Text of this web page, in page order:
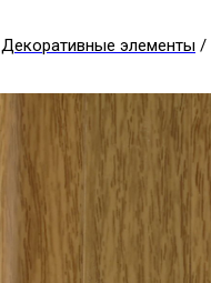
Декоративные элементы /